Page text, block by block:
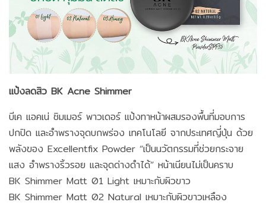
แป้งลดสิว BK Acne Shimmer
บีเค แอคเน่ ชิมเมอร์ พาวเดอร์ แป้งทาหน้าผสมรองพื้นที่มอบการ
ปกปิด และอำพรางจุดบกพร่อง เทคโนโลยี จากประเทศญี่ปุ่น ด้วย
พลังของ Excellentfix Powder “เป็นนวัตกรรมที่ช่วยกระจาย
แสง อำพรางริ้วรอย และจุดด่างดำได้” หน้าเนียนไม่เป็นคราบ
BK Shimmer Matt 01 Light เหมาะกับผิวขาว
BK Shimmer Matt 02 Natural เหมาะกับผิวขาวเหลือง